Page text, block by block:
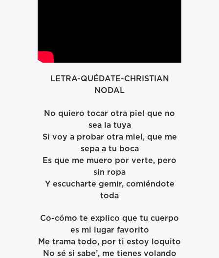
LETRA-QUÉDATE-CHRISTIAN
NODAL
No quiero tocar otra piel que no
sea la tuya
Si voy a probar otra miel, que me
sepa a tu boca
Es que me muero por verte, pero
sin ropa
Y escucharte gemir, comiéndote
toda
Co-cómo te explico que tu cuerpo
es mi lugar favorito
Me trama todo, por ti estoy loquito
No sé si sabe’, me tienes volando